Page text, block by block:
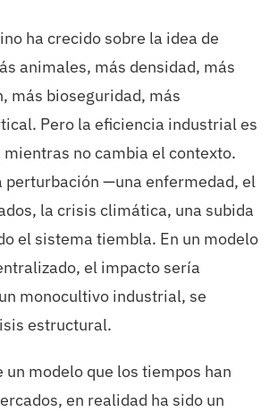
ha crecido sobre la idea de
animales, más densidad, más
más bioseguridad, más
Pero la eficiencia industrial es
no cambia el contexto.
perturbación —una enfermedad, el
la crisis climática, una subida
el sistema tiembla. En un modelo
el impacto sería
monocultivo industrial, se
estructural.
un modelo que los tiempos han
en realidad ha sido un